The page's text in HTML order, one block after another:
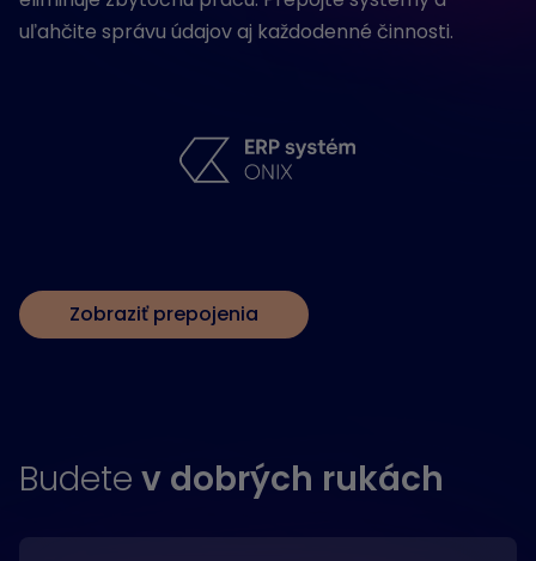
uľahčite správu údajov aj každodenné činnosti.
Zobraziť prepojenia
Budete v dobrých rukách